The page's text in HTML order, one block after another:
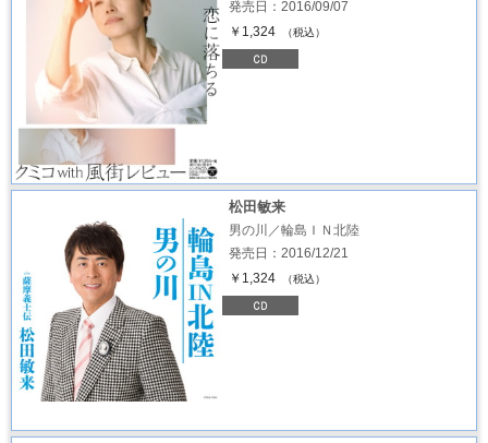
発売日：2016/09/07
￥1,324
（税込）
松田敏来
男の川／輪島ＩＮ北陸
発売日：2016/12/21
￥1,324
（税込）